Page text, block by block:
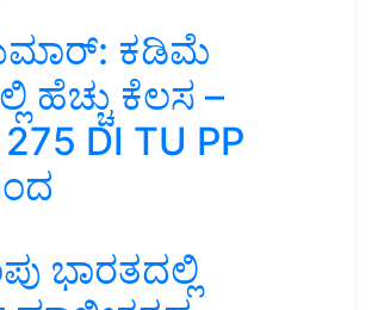
ಕಡಿಮೆ
ಕೆಲಸ –
DI TU PP
ಭಾರತದಲ್ಲಿ